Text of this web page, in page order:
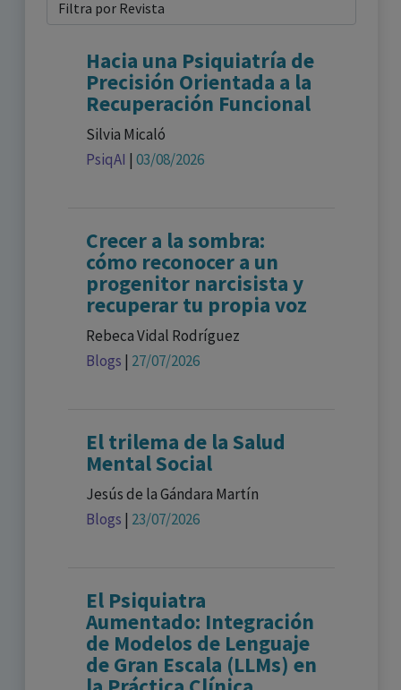
Hacia una Psiquiatría de
Precisión Orientada a la
Recuperación Funcional
Silvia Micaló
PsiqAI | 03/08/2026
Crecer a la sombra:
cómo reconocer a un
progenitor narcisista y
recuperar tu propia voz
Rebeca Vidal Rodríguez
Blogs | 27/07/2026
El trilema de la Salud
Mental Social
Jesús de la Gándara Martín
Blogs | 23/07/2026
El Psiquiatra
Aumentado: Integración
de Modelos de Lenguaje
de Gran Escala (LLMs) en